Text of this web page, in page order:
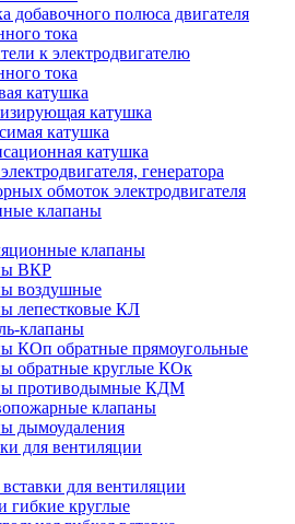
добавочного полюса двигателя
тока
к электродвигателю
тока
катушка
катушка
катушка
катушка
генератора
обмоток электродвигателя
клапаны
клапаны
ВКР
воздушные
лепестковые КЛ
клапаны
КОп обратные прямоугольные
обратные круглые КОк
противодымные КДМ
клапаны
дымоудаления
для вентиляции
для вентиляции
гибкие круглые